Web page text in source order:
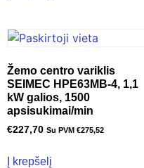
Žemo centro variklis
SEIMEC HPE63MB-4, 1,1
kW galios, 1500
apsisukimai/min
€227,70 Su PVM €275,52
Į krepšelį